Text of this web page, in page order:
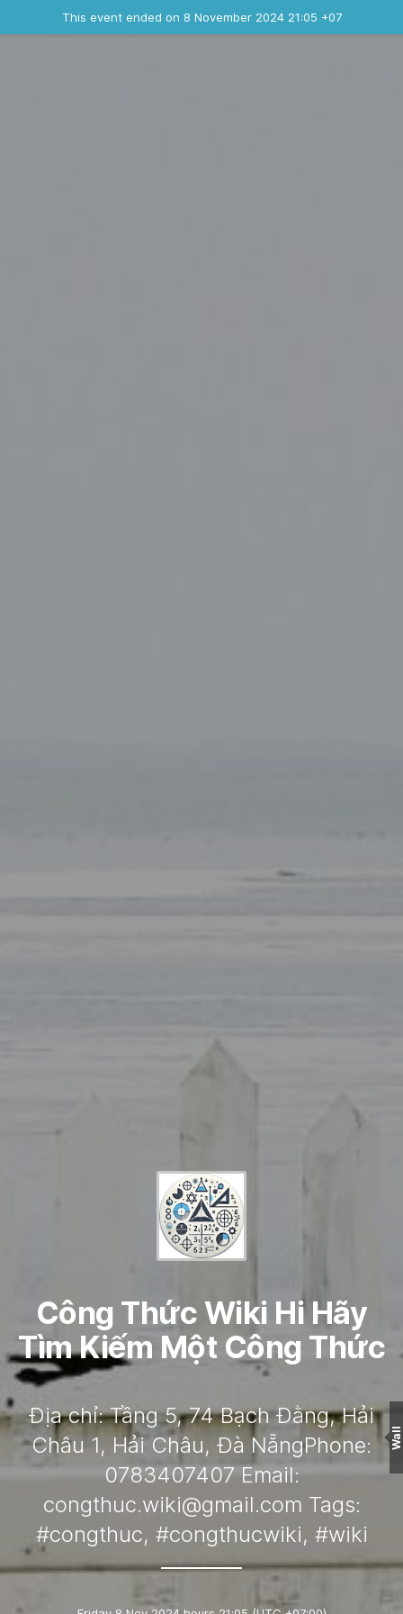
This event ended on 8 November 2024 21:05 +07
Công Thức Wiki Hi Hãy
Tìm Kiếm Một Công Thức
Địa chỉ: Tầng 5, 74 Bạch Đằng, Hải
Châu 1, Hải Châu, Đà NẵngPhone:
0783407407 Email:
congthuc.wiki@gmail.com Tags:
#congthuc, #congthucwiki, #wiki
Wall